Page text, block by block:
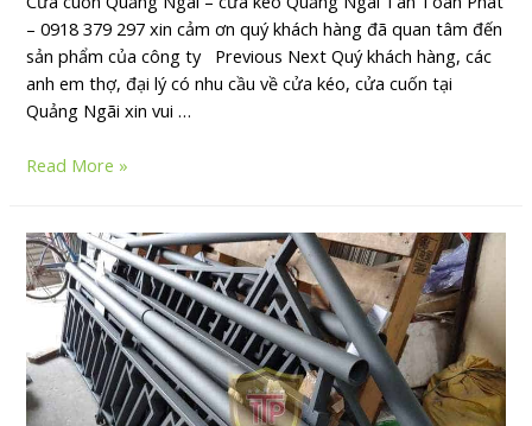
– 0918 379 297 xin cảm ơn quý khách hàng đã quan tâm đến
sản phẩm của công ty Previous Next Quý khách hàng, các
anh em thợ, đại lý có nhu cầu về cửa kéo, cửa cuốn tại
Quảng Ngãi xin vui …
Read More »